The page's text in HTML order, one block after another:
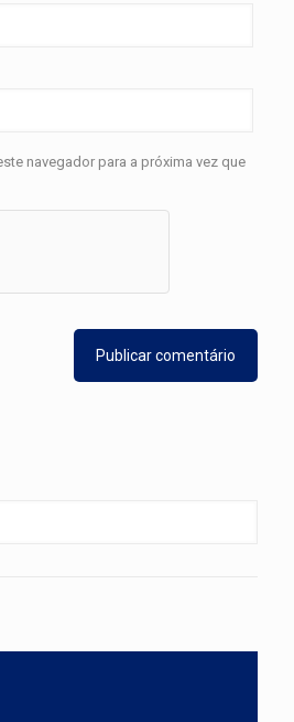
navegador para a próxima vez que